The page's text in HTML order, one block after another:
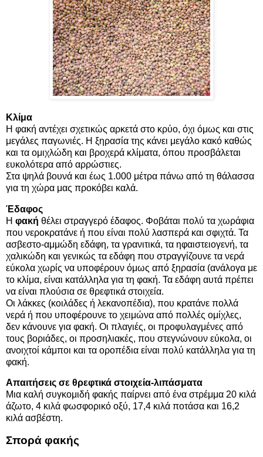
Κλίμα
Η φακή αντέχει σχετικώς αρκετά στο κρύο, όχι όμως και στις
μεγάλες παγωνιές. Η ξηρασία της κάνει μεγάλο κακό καθώς
και τα ομιχλώδη και βροχερά κλίματα, όπου προσβάλεται
ευκολότερα από αρρώστιες.
Στα ψηλά βουνά και έως 1.000 μέτρα πάνω από τη θάλασσα
για τη χώρα μας προκόβει καλά.
Έδαφος
Η φακή θέλει στραγγερό έδαφος. Φοβάται πολύ τα χωράφια
που νεροκρατάνε ή που είναι πολύ λασπερά και σφιχτά. Τα
ασβεστο-αμμώδη εδάφη, τα γρανιτικά, τα ηφαιστειογενή, τα
χαλικώδη και γενικώς τα εδάφη που στραγγίζουνε τα νερά
εύκολα χωρίς να υποφέρουν όμως από ξηρασία (ανάλογα με
το κλίμα, είναι κατάλληλα για τη φακή. Τα εδάφη αυτά πρέπει
να είναι πλούσια σε θρεφτικά στοιχεία.
Οι λάκκες (κοιλάδες ή λεκανοπέδια), που κρατάνε πολλά
νερά ή που υποφέρουνε το χειμώνα από πολλές ομίχλες,
δεν κάνουνε για φακή. Οι πλαγιές, οι προφυλαγμένες από
τους βοριάδες, οι προσηλιακές, που στεγνώνουν εύκολα, οι
ανοιχτοί κάμποι και τα οροπέδια είναι πολύ κατάλληλα για τη
φακή.
Απαιτήσεις σε θρεφτικά στοιχεία-λιπάσματα
Μια καλή συγκομιδή φακής παίρνει από ένα στρέμμα 20 κιλά
άζωτο, 4 κιλά φωσφορικό οξύ, 17,4 κιλά ποτάσα και 16,2
κιλά ασβέστη.
Σπορά φακής